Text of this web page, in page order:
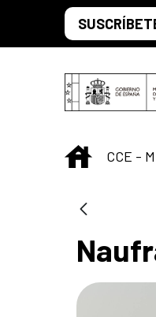
Saut au contenu
INICIO
CCE -